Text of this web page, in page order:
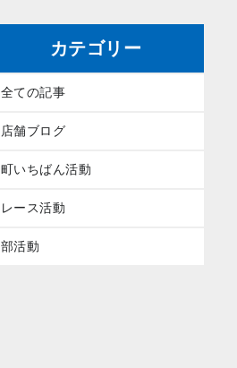
カテゴリー
全ての記事
店舗ブログ
町いちばん活動
レース活動
部活動